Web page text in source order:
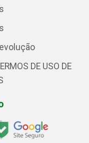
DE USO DE